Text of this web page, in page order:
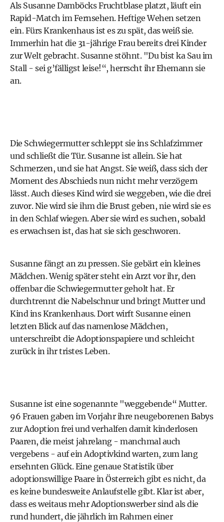
Als Susanne Damböcks Fruchtblase platzt, läuft ein
Rapid-Match im Fernsehen. Heftige Wehen setzen
ein. Fürs Krankenhaus ist es zu spät, das weiß sie.
Immerhin hat die 31-jährige Frau bereits drei Kinder
zur Welt gebracht. Susanne stöhnt. "Du bist ka Sau im
Stall - sei g’fälligst leise!“, herrscht ihr Ehemann sie
an.
Die Schwiegermutter schleppt sie ins Schlafzimmer
und schließt die Tür. Susanne ist allein. Sie hat
Schmerzen, und sie hat Angst. Sie weiß, dass sich der
Moment des Abschieds nun nicht mehr verzögern
lässt. Auch dieses Kind wird sie weggeben, wie die drei
zuvor. Nie wird sie ihm die Brust geben, nie wird sie es
in den Schlaf wiegen. Aber sie wird es suchen, sobald
es erwachsen ist, das hat sie sich geschworen.
Susanne fängt an zu pressen. Sie gebärt ein kleines
Mädchen. Wenig später steht ein Arzt vor ihr, den
offenbar die Schwiegermutter geholt hat. Er
durchtrennt die Nabelschnur und bringt Mutter und
Kind ins Krankenhaus. Dort wirft Susanne einen
letzten Blick auf das namenlose Mädchen,
unterschreibt die Adoptionspapiere und schleicht
zurück in ihr tristes Leben.
Susanne ist eine sogenannte "weggebende“ Mutter.
96 Frauen gaben im Vorjahr ihre neugeborenen Babys
zur Adoption frei und verhalfen damit kinderlosen
Paaren, die meist jahrelang - manchmal auch
vergebens - auf ein Adoptivkind warten, zum lang
ersehnten Glück. Eine genaue Statistik über
adoptionswillige Paare in Österreich gibt es nicht, da
es keine bundesweite Anlaufstelle gibt. Klar ist aber,
dass es weitaus mehr Adoptionswerber sind als die
rund hundert, die jährlich im Rahmen einer